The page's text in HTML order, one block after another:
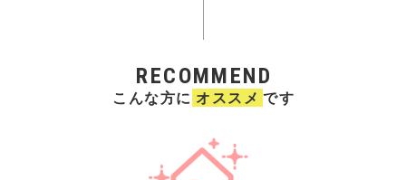
RECOMMEND
こんな方に オススメ です